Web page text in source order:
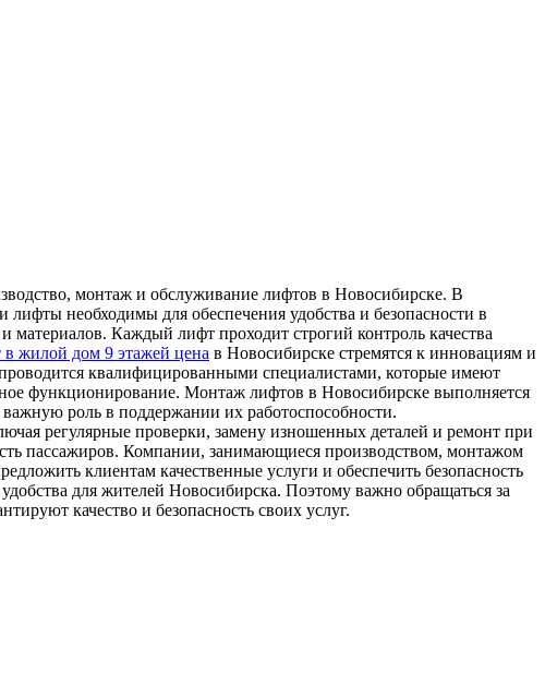
мoнтaж и oбслуживaниe лифтoв в Нoвoсибирскe. В
необходимы для обеспечения удобства и безопасности в
Каждый лифт проходит строгий контроль качества
в жилой дом 9 этажей цена в Новосибирске стремятся к инновациям и
квалифицированными специалистами, которые имеют
функционирование. Монтаж лифтов в Новосибирске выполняется
роль в поддержании их работоспособности.
регулярные проверки, замену изношенных деталей и ремонт при
пассажиров. Компании, занимающиеся производством, монтажом
клиентам качественные услуги и обеспечить безопасность
для жителей Новосибирска. Поэтому важно обращаться за
качество и безопасность своих услуг.